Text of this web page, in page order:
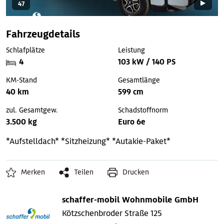
47
Fahrzeugdetails
Schlafplätze
4
Leistung
103 kW / 140 PS
KM-Stand
40 km
Gesamtlänge
599 cm
zul. Gesamtgew.
3.500 kg
Schadstoffnorm
Euro 6e
*Aufstelldach**Sitzheizung**Autakie-Paket*
Merken Teilen Drucken
schaffer-mobil Wohnmobile GmbH
Kötzschenbroder Straße 125